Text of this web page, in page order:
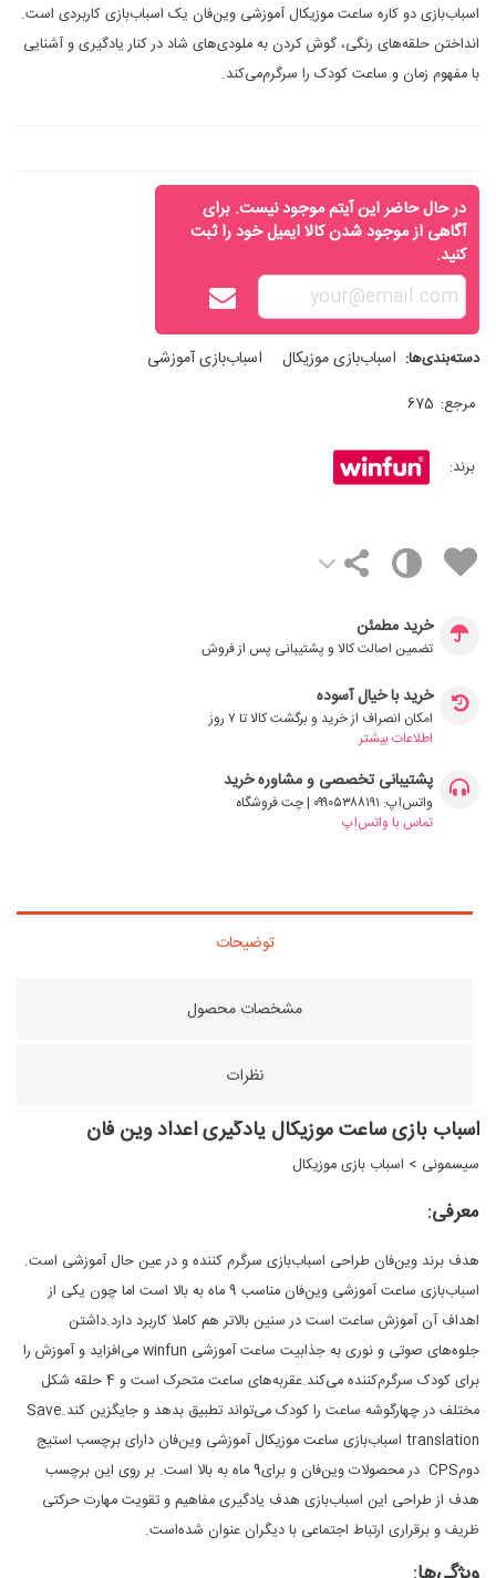
اسباب‌بازی دو کاره ساعت موزیکال آموزشی وین‌فان یک اسباب‌بازی کاربردی است.
انداختن حلقه‌های رنگی، گوش کردن به ملودی‌های شاد در کنار یادگیری و آشنایی
با مفهوم زمان و ساعت کودک را سرگرم‌می‌کند.
در حال حاضر این آیتم موجود نیست. برای
آگاهی از موجود شدن کالا ایمیل خود را ثبت
کنید.
دسته‌بندی‌ها: اسباب‌بازی موزیکال اسباب‌بازی آموزشی
مرجع: 675
برند:
خرید مطمئن
تضمین اصالت کالا و پشتیبانی پس از فروش
خرید با خیال آسوده
امکان انصراف از خرید و برگشت کالا تا ۷ روز
اطلاعات بیشتر
پشتیبانی تخصصی و مشاوره خرید
واتس‌اپ: ۰۹۹۰۵۳۸۸۱۹۱ | چت فروشگاه
تماس با واتس‌اپ
توضیحات
مشخصات محصول
نظرات
اسباب بازی ساعت موزیکال یادگیری اعداد وین فان
سیسمونی > اسباب بازی موزیکال
معرفی:
هدف برند وین‌فان طراحی اسباب‌بازی سرگرم کننده و در عین حال آموزشی است.
اسباب‌بازی ساعت آموزشی وین‌فان مناسب 9 ماه به بالا است اما چون یکی از
اهداف آن آموزش ساعت است در سنین بالاتر هم کاملا کاربرد دارد.داشتن
جلوه‌های صوتی و نوری به جذابیت ساعت آموزشی winfun می‌افزاید و آموزش را
برای کودک سرگرم‌کننده می‌کند.عقربه‌های ساعت متحرک است و 4 حلقه شکل
مختلف در چهارگوشه ساعت را کودک می‌تواند تطبیق بدهد و جایگزین کند.Save
translation اسباب‌بازی ساعت موزیکال آموزشی وین‌فان دارای برچسب استیج
دومCPS در محصولات وین‌فان و برای9 ماه به بالا است. بر روی این برچسب
هدف از طراحی این اسباب‌بازی هدف یادگیری مفاهیم و تقویت مهارت حرکتی
ظریف و برقراری ارتباط اجتماعی با دیگران عنوان شده‌است.